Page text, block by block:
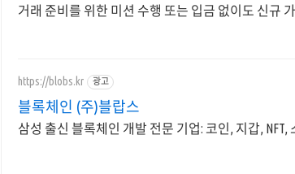
거래 준비를 위한 미션 수행 또는 입금 없이도 신규
https://blobs.kr 광고
블록체인 (주)블랍스
삼성 출신 블록체인 개발 전문 기업: 코인, 지갑, NFT,